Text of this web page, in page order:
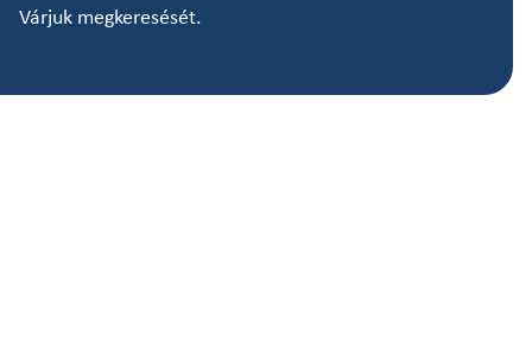
Várjuk megkeresését.